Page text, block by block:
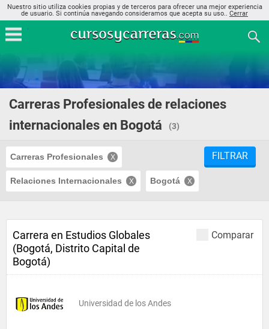
Nuestro sitio utiliza cookies propias y de terceros para ofrecer una mejor experiencia
de usuario. Si continúa navegando consideramos que acepta su uso.. Cerrar
Carreras Profesionales de relaciones
internacionales en Bogotá
(3)
Carreras Profesionales
Relaciones Internacionales Bogotá
FILTRAR
Comparar
Carrera en Estudios Globales
(Bogotá, Distrito Capital de
Bogotá)
Universidad de los Andes